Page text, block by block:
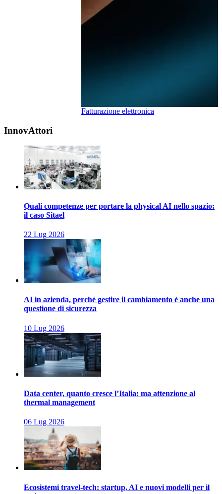
InnovAttori
Quali competenze per portare la physical AI nello spazio:
il caso Sitael
22 Lug 2026
AI in azienda, perché gestire il cambiamento è anche una
questione di sicurezza
10 Lug 2026
Data center, quanto cresce l’Italia: ma attenzione al
thermal management
06 Lug 2026
Ecosistemi travel-tech: startup, AI e nuovi modelli per il